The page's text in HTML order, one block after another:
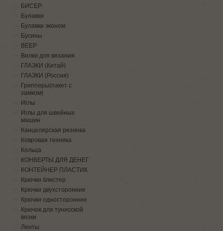
БИСЕР
Булавки
Булавки эконом.
Бусины
ВЕЕР
Вилки для вязания
ГЛАЗКИ (Китай)
ГЛАЗКИ (Россия)
Грипперы(пакет с
замком)
Иглы
Иглы для швейных
машин
Канцелярская резинка
Ковровая техника
Кольца
КОНВЕРТЫ ДЛЯ ДЕНЕГ
КОНТЕЙНЕР ПЛАСТИК
Крючки блистер
Крючки двухсторонние
Крючки односторонние
Крючок для тунисской
вязки
Ленты